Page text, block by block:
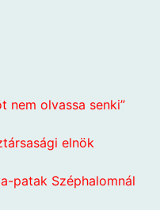
nem olvassa senki”
elnök
patak Széphalomnál